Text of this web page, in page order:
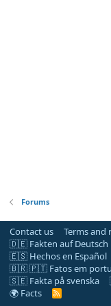
Forums
Contact us Terms and
🇩🇪 Fakten auf Deutsch
🇪🇸 Hechos en Español
🇧🇷 🇵🇹 Fatos em
🇸🇪 Fakta på svenska
🌍 Facts
R